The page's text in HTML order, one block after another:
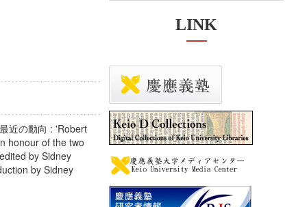
近の動向 : 'Robert
honour of the two
by Sidney
by Sidney
LINK